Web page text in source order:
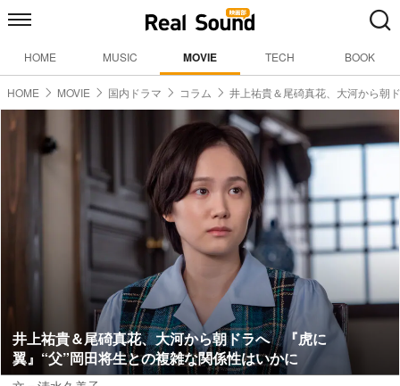
HOME MUSIC MOVIE TECH BOOK
HOME MOVIE 国内ドラマ コラム 井上祐貴＆尾碕真花、大河から朝
井上祐貴＆尾碕真花、大河から朝ドラへ 『虎に
翼』“父”岡田将生との複雑な関係性はいかに